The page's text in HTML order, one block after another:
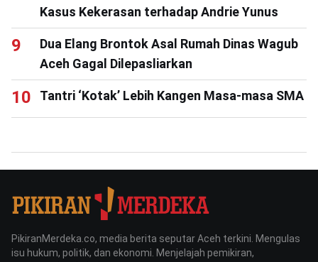
Kasus Kekerasan terhadap Andrie Yunus
Dua Elang Brontok Asal Rumah Dinas Wagub
Aceh Gagal Dilepasliarkan
Tantri ‘Kotak’ Lebih Kangen Masa-masa SMA
PikiranMerdeka.co, media berita seputar Aceh terkini. Mengulas
isu hukum, politik, dan ekonomi. Menjelajah pemikiran,